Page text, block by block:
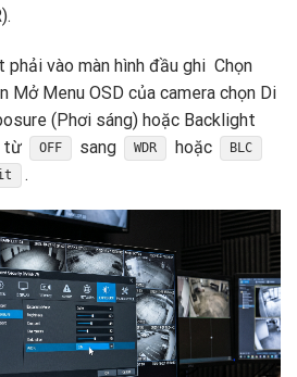
phải vào màn hình đầu ghi Chọn
Mở Menu OSD của camera chọn Di
(Phơi sáng) hoặc Backlight
từ
OFF sang WDR hoặc BLC
.